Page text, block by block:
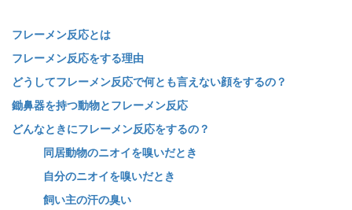
フレーメン反応とは
フレーメン反応をする理由
どうしてフレーメン反応で何とも言えない顔をするの？
鋤鼻器を持つ動物とフレーメン反応
どんなときにフレーメン反応をするの？
同居動物のニオイを嗅いだとき
自分のニオイを嗅いだとき
飼い主の汗の臭い